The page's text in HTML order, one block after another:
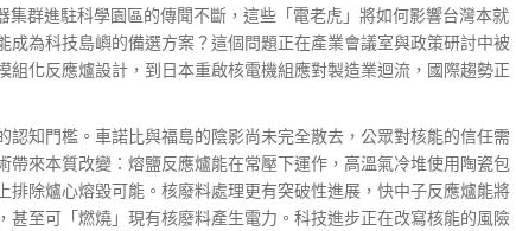
集群進駐科學園區的傳聞不斷，這些「電老虎」將如何影響台灣本就
成為科技島嶼的備選方案？這個問題正在產業會議室與政策研討中被
組化反應爐設計，到日本重啟核電機組應對製造業迴流，國際趨勢正
認知門檻。車諾比與福島的陰影尚未完全散去，公眾對核能的信任需
帶來本質改變：熔鹽反應爐能在常壓下運作，高溫氣冷堆使用陶瓷包
排除爐心熔毀可能。核廢料處理更有突破性進展，快中子反應爐能將
甚至可「燃燒」現有核廢料產生電力。科技進步正在改寫核能的風險